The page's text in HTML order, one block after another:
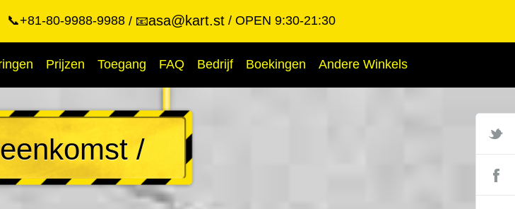
📞+81-80-9988-9988 📧asa@kart.st OPEN 9:30-21:30
Prijzen Toegang FAQ Bedrijf Boekingen Andere Winkels
/